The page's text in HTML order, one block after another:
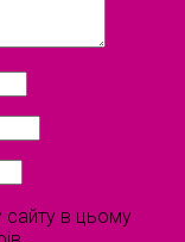
сайту в цьому